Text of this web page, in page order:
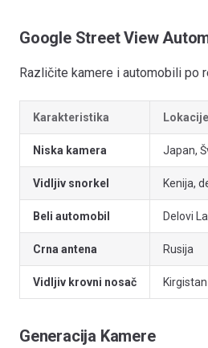
Google Street View
Različite kamere i automobili po
Karakteristika Lokacije
Niska kamera Japan,
Vidljiv snorkel Kenija,
Beli automobil Delovi
Crna antena Rusija
Vidljiv krovni nosač Kirgistan
Generacija Kamere